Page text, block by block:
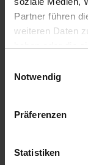
Partner führen
weiteren Daten
Notwendig
Präferenzen
Statistiken